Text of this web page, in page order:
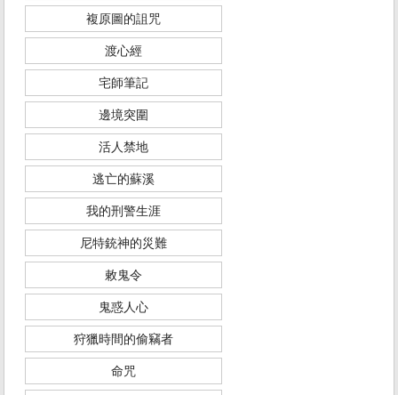
複原圖的詛咒
渡心經
宅師筆記
邊境突圍
活人禁地
逃亡的蘇溪
我的刑警生涯
尼特銃神的災難
敕鬼令
鬼惑人心
狩獵時間的偷竊者
命咒